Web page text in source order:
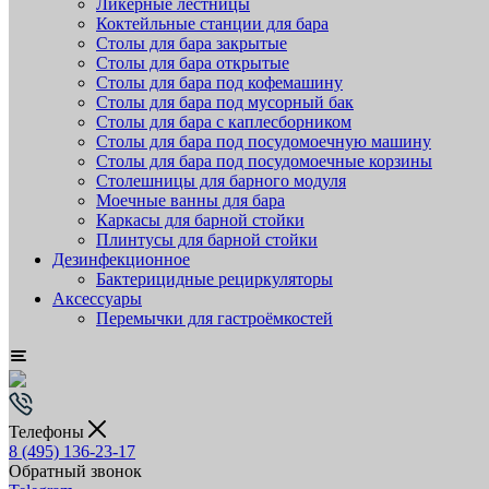
Ликёрные лестницы
Коктейльные станции для бара
Столы для бара закрытые
Столы для бара открытые
Столы для бара под кофемашину
Столы для бара под мусорный бак
Столы для бара с каплесборником
Столы для бара под посудомоечную машину
Столы для бара под посудомоечные корзины
Столешницы для барного модуля
Моечные ванны для бара
Каркасы для барной стойки
Плинтусы для барной стойки
Дезинфекционное
Бактерицидные рециркуляторы
Аксессуары
Перемычки для гастроёмкостей
Телефоны
8 (495) 136-23-17
Обратный звонок